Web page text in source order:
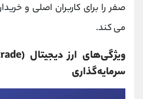
می ‌کند.
سرمایه‌گذاری